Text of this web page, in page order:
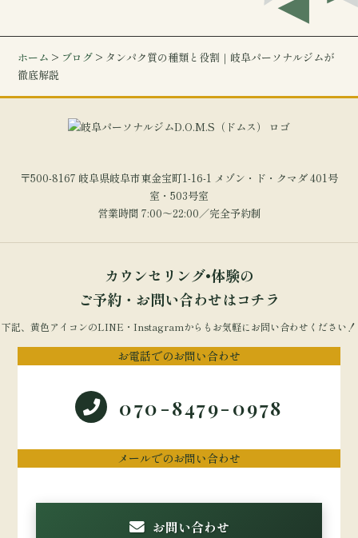
ホーム > ブログ > タンパク質の種類と役割｜岐阜パーソナルジムが
徹底解説
〒500-8167 岐阜県岐阜市東金宝町1-16-1 メゾン・ド・クマダ 401号
室・503号室
営業時間 7:00～22:00／完全予約制
カウンセリング•体験の
ご予約・お問い合わせはコチラ
下記、黄色アイコンのLINE・Instagramからもお気軽にお問い合わせください！
お電話でのお問い合わせ
070-8479-0978
メールでのお問い合わせ
お問い合わせ